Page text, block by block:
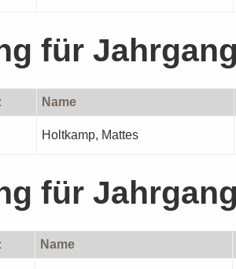
für
Name
Holtkamp, Mattes
für
Name